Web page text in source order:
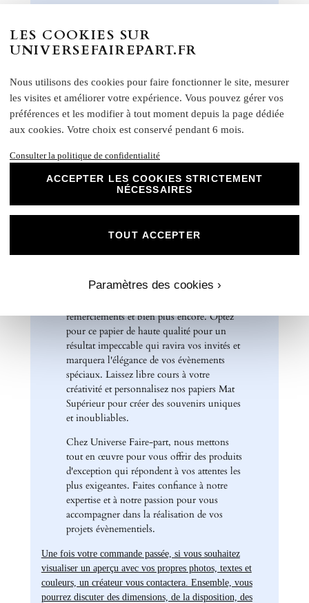
Effet : recto lisse et non couché, verso mat
FAIRE-PART LIVRET Grammage : 250 g/m²
370 g/m²
Formats disponibles :
Livret : 14,5 x 29,4 cm (Ouvert) / 14,5 x 13,8 cm
Carte recto verso : 14 x 15 cm
Format A5 portrait : 14 x 21 cm
Format A6 portrait : 10,5 x 14 cm
Format rectangle paysage : 21 x 10 cm
pour convenir à la majorité des bouteilles : 14 x 10 cm
parfait pour des faire-part de mariage, des
remerciements et bien plus encore. Optez
pour ce papier de haute qualité pour un
résultat impeccable qui ravira vos invités et
marquera l'élégance de vos évènements
spéciaux. Laissez libre cours à votre
créativité et personnalisez nos papiers Mat
Supérieur pour créer des souvenirs uniques
et inoubliables.
Chez Universe Faire-part, nous mettons
tout en œuvre pour vous offrir des produits
d'exception qui répondent à vos attentes les
plus exigeantes. Faites confiance à notre
expertise et à notre passion pour vous
accompagner dans la réalisation de vos
projets évènementiels.
Une fois votre commande passée, si vous souhaitez
visualiser un aperçu avec vos propres photos, textes et
couleurs, un créateur vous contactera. Ensemble, vous
pourrez discuter des dimensions, de la disposition, des
LES COOKIES SUR
UNIVERSEFAIREPART.FR
Nous utilisons des cookies pour faire fonctionner le site, mesurer
les visites et améliorer votre expérience. Vous pouvez gérer vos
préférences et les modifier à tout moment depuis la page dédiée
aux cookies. Votre choix est conservé pendant 6 mois.
Consulter la politique de confidentialité
ACCEPTER LES COOKIES STRICTEMENT
NÉCESSAIRES
Paramètres des cookies ›
TOUT ACCEPTER